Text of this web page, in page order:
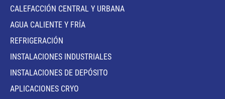
CALEFACCIÓN CENTRAL Y URBANA
AGUA CALIENTE Y FRÍA
REFRIGERACIÓN
INSTALACIONES INDUSTRIALES
INSTALACIONES DE DEPÓSITO
APLICACIONES CRYO